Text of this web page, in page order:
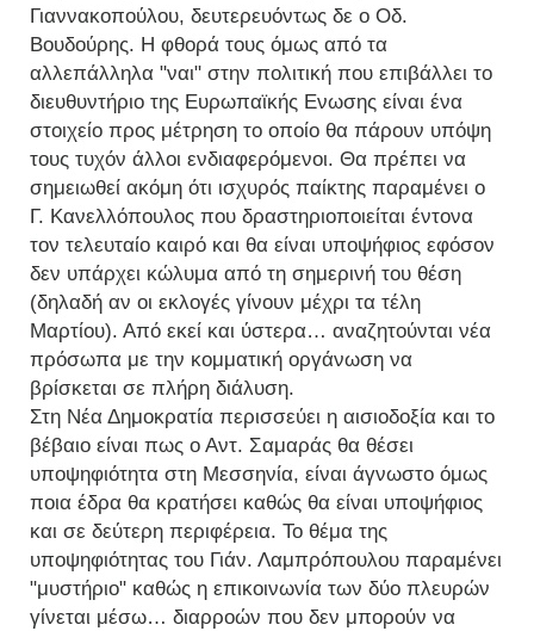
Γιαννακοπούλου, δευτερευόντως δε ο Οδ.
Βουδούρης. Η φθορά τους όμως από τα
αλλεπάλληλα "ναι" στην πολιτική που επιβάλλει το
διευθυντήριο της Ευρωπαϊκής Ενωσης είναι ένα
στοιχείο προς μέτρηση το οποίο θα πάρουν υπόψη
τους τυχόν άλλοι ενδιαφερόμενοι. Θα πρέπει να
σημειωθεί ακόμη ότι ισχυρός παίκτης παραμένει ο
Γ. Κανελλόπουλος που δραστηριοποιείται έντονα
τον τελευταίο καιρό και θα είναι υποψήφιος εφόσον
δεν υπάρχει κώλυμα από τη σημερινή του θέση
(δηλαδή αν οι εκλογές γίνουν μέχρι τα τέλη
Μαρτίου). Από εκεί και ύστερα… αναζητούνται νέα
πρόσωπα με την κομματική οργάνωση να
βρίσκεται σε πλήρη διάλυση.
Στη Νέα Δημοκρατία περισσεύει η αισιοδοξία και το
βέβαιο είναι πως ο Αντ. Σαμαράς θα θέσει
υποψηφιότητα στη Μεσσηνία, είναι άγνωστο όμως
ποια έδρα θα κρατήσει καθώς θα είναι υποψήφιος
και σε δεύτερη περιφέρεια. Το θέμα της
υποψηφιότητας του Γιάν. Λαμπρόπουλου παραμένει
"μυστήριο" καθώς η επικοινωνία των δύο πλευρών
γίνεται μέσω… διαρροών που δεν μπορούν να